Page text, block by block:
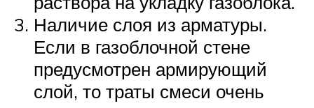
Наличие слоя из арматуры.
Если в газоблочной стене
предусмотрен армирующий
слой, то траты смеси очень